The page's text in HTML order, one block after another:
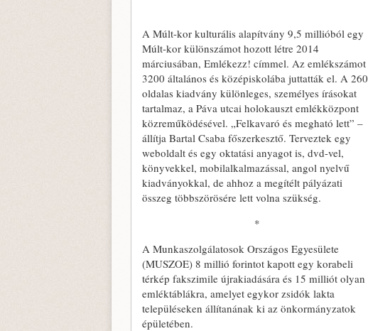
A Múlt-kor kulturális alapítvány 9,5 millióból egy
Múlt-kor különszámot hozott létre 2014
márciusában, Emlékezz! címmel. Az emlékszámot
3200 általános és középiskolába juttatták el. A 260
oldalas kiadvány különleges, személyes írásokat
tartalmaz, a Páva utcai holokauszt emlékközpont
közreműködésével. „Felkavaró és megható lett” –
állítja Bartal Csaba főszerkesztő. Terveztek egy
weboldalt és egy oktatási anyagot is, dvd-vel,
könyvekkel, mobilalkalmazással, angol nyelvű
kiadványokkal, de ahhoz a megítélt pályázati
összeg többszörösére lett volna szükség.
*
A Munkaszolgálatosok Országos Egyesülete
(MUSZOE) 8 millió forintot kapott egy korabeli
térkép fakszimile újrakiadására és 15 milliót olyan
emléktáblákra, amelyet egykor zsidók lakta
településeken állítanának ki az önkormányzatok
épületében.